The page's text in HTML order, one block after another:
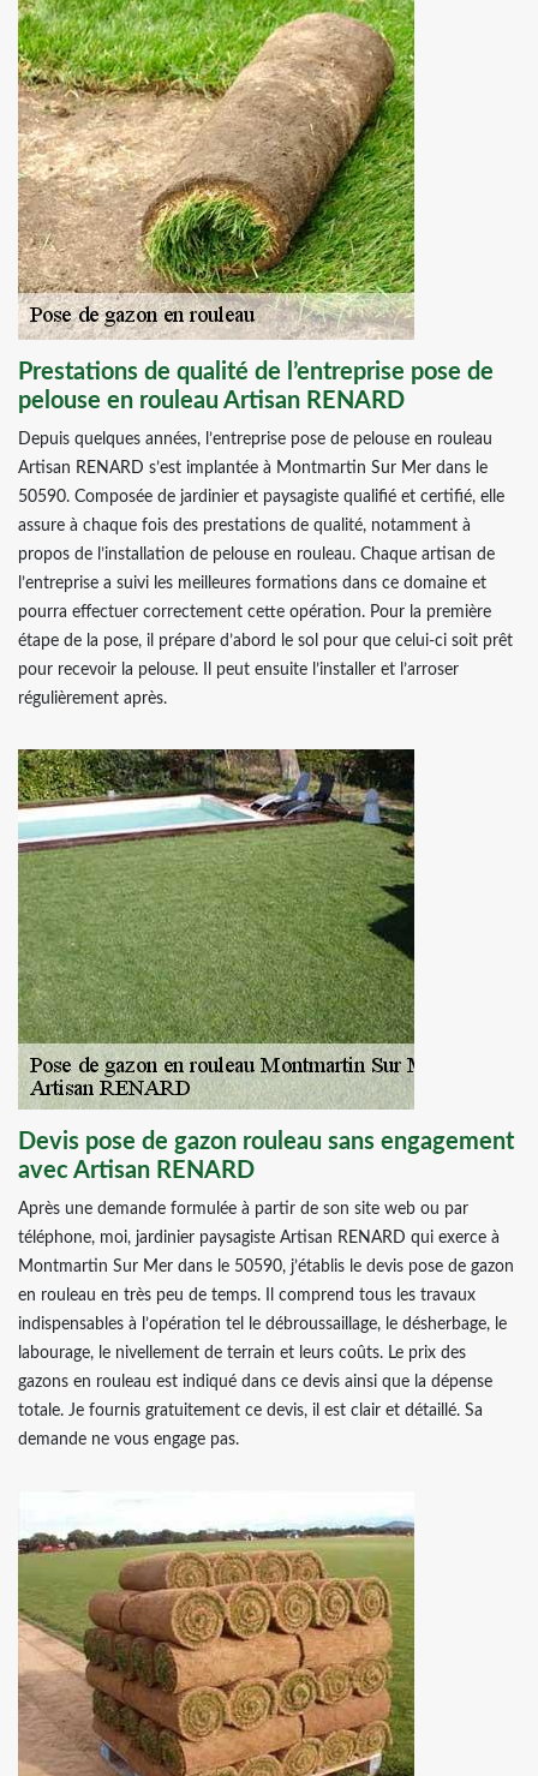
Prestations de qualité de l’entreprise pose de
pelouse en rouleau Artisan RENARD
Depuis quelques années, l’entreprise pose de pelouse en rouleau
Artisan RENARD s’est implantée à Montmartin Sur Mer dans le
50590. Composée de jardinier et paysagiste qualifié et certifié, elle
assure à chaque fois des prestations de qualité, notamment à
propos de l’installation de pelouse en rouleau. Chaque artisan de
l’entreprise a suivi les meilleures formations dans ce domaine et
pourra effectuer correctement cette opération. Pour la première
étape de la pose, il prépare d’abord le sol pour que celui-ci soit prêt
pour recevoir la pelouse. Il peut ensuite l’installer et l’arroser
régulièrement après.
Devis pose de gazon rouleau sans engagement
avec Artisan RENARD
Après une demande formulée à partir de son site web ou par
téléphone, moi, jardinier paysagiste Artisan RENARD qui exerce à
Montmartin Sur Mer dans le 50590, j’établis le devis pose de gazon
en rouleau en très peu de temps. Il comprend tous les travaux
indispensables à l’opération tel le débroussaillage, le désherbage, le
labourage, le nivellement de terrain et leurs coûts. Le prix des
gazons en rouleau est indiqué dans ce devis ainsi que la dépense
totale. Je fournis gratuitement ce devis, il est clair et détaillé. Sa
demande ne vous engage pas.